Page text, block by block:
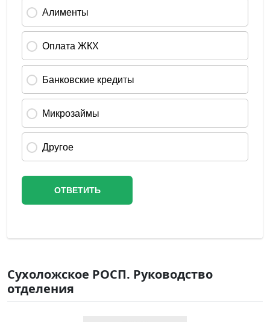
Сухоложское РОСП. Руководство
отделения